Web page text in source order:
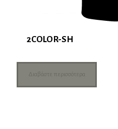
2COLOR-SH
Διαβάστε περισσότερα